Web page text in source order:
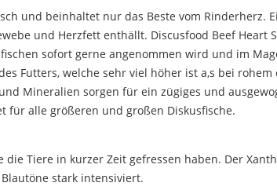
und beinhaltet nur das Beste vom Rinderherz.
und Herzfett enthällt. Discusfood Beef Heart
sofort gerne angenommen wird und im
Futters, welche sehr viel höher ist a,s bei
Mineralien sorgen für ein zügiges und
für alle größeren und großen Diskusfische.
Tiere in kurzer Zeit gefressen haben. Der
stark intensiviert.